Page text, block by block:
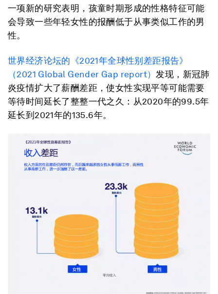
一项新的研究表明，孩童时期形成的性格特征可能
会导致一些年轻女性的报酬低于从事类似工作的男
性。
世界经济论坛的《2021年全球性别差距报告》
（2021 Global Gender Gap report） 发现，新冠肺
炎疫情扩大了薪酬差距，使女性实现平等可能需要
等待时间延长了整整一代之久：从2020年的99.5年
延长到2021年的135.6年。